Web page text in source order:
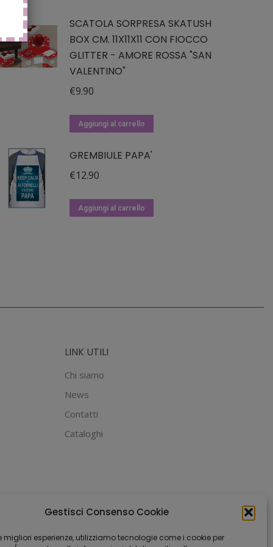
Gestisci Consenso Cookie
migliori esperienze, utilizziamo tecnologie come i cookie per
SCATOLA SORPRESA SKATUSH
BOX CM. 11X11X11 CON FIOCCO
GLITTER - AMORE ROSSA "SAN
VALENTINO"
€9.90
Aggiungi al carrello
GREMBIULE PAPA'
€12.90
Aggiungi al carrello
LINK UTILI
Chi siamo
News
Contatti
Cataloghi